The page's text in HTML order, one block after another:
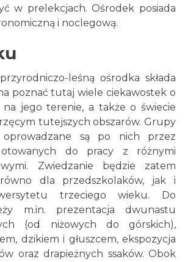
w prelekcjach. Ośrodek posiada
i noclegową.
leśną ośrodka składa
poznać tutaj wiele ciekawostek o
na jego terenie, a także o świecie
tutejszych obszarów. Grupy
oprowadzane są po nich przez
do pracy z różnymi
Zwiedzanie będzie zatem
dla przedszkolaków, jak i
trzeciego wieku. Do
m.in. prezentacja dwunastu
(od niżowych do górskich),
dzikiem i głuszcem, ekspozycja
oraz drapieżnych ssaków. Obok